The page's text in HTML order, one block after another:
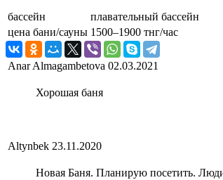
бассейн
плавательный бассейн
цена бани/сауны 1500–1900 тнг/час
Anar Almagambetova 02.03.2021
Хорошая баня
Altynbek 23.11.2020
Новая Баня. Планирую посетить. Люди